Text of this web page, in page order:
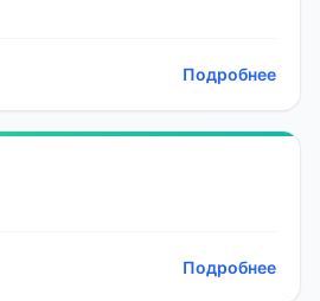
Подробнее
Подробнее